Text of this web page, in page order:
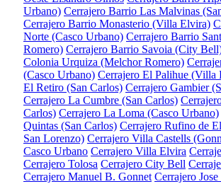
Urbano) Cerrajero Barrio Las Malvinas
Cerrajero Barrio Monasterio (Villa Elvira)
Norte (Casco Urbano) Cerrajero Barrio
Romero) Cerrajero Barrio Savoia (City
Colonia Urquiza (Melchor Romero)
(Casco Urbano) Cerrajero El Palihue (Villa
El Retiro (San Carlos) Cerrajero Gambier
Cerrajero La Cumbre (San Carlos)
Carlos) Cerrajero La Loma (Casco Urbano)
Quintas (San Carlos) Cerrajero Rufino de
San Lorenzo) Cerrajero Villa Castells
Casco Urbano Cerrajero Villa Elvira
Cerrajero Tolosa Cerrajero City Bell
Cerrajero Manuel B. Gonnet Cerrajero